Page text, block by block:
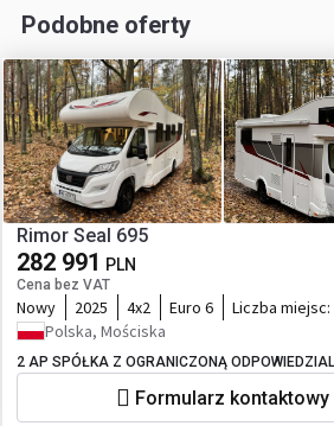
Podobne oferty
Rimor Seal 695
282 991 PLN
Cena bez VAT
Nowy 2025 4x2 Euro 6 Liczba miejsc:
Polska, Mościska
2 AP SPÓŁKA Z OGRANICZONĄ
Formularz kontaktowy